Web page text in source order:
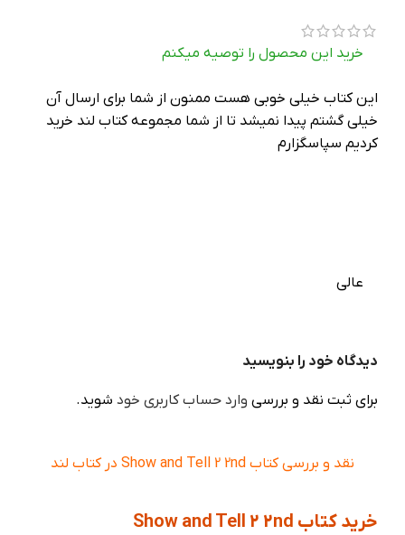
خرید این محصول را توصیه میکنم
این کتاب خیلی خوبی هست ممنون از شما برای ارسال آن
خیلی گشتم پیدا نمیشد تا از شما مجموعه کتاب لند خرید
کردیم سپاسگزارم
عالی
دیدگاه خود را بنویسید
برای ثبت نقد و بررسی وارد حساب کاربری خود شوید.
نقد و بررسی کتاب Show and Tell 2 2nd در کتاب لند
خرید کتاب Show and Tell 2 2nd